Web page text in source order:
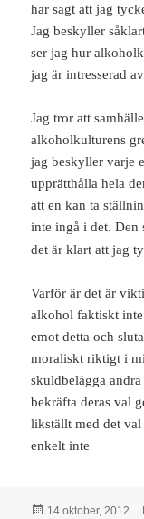
har sagt att jag
Jag beskyller
ser jag hur
jag är intresserad
Jag tror att
alkoholkulturens
jag beskyller varje
upprätthålla hela
att en kan ta
inte ingå i det. Den
det är klart att jag
Varför är det är
alkohol faktiskt
emot detta och
moraliskt riktigt i
skuldbelägga
bekräfta deras val
likställt med det
enkelt inte
Postat
14 oktober, 2012